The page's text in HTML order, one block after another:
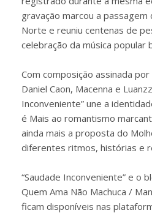
gravação marcou a
Norte e reuniu centenas de
celebração da música popular
Com composição assinada
Daniel Caon, Macenna e
Inconveniente” une a
é Mais ao romantismo
ainda mais a proposta do
diferentes ritmos, histórias e
“Saudade Inconveniente” e o
Quem Ama Não Machuca /
ficam disponíveis nas